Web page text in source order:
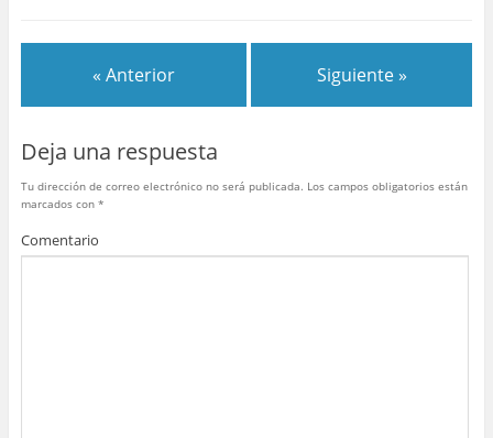
b
o
k
A
p
ar
tir
« Anterior Siguiente »
Deja una respuesta
Tu dirección de correo electrónico no será publicada. Los campos obligatorios están
marcados con *
Comentario